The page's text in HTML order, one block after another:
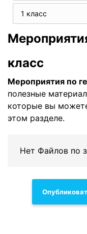
1 класс
класс
Мероприятия по
полезные
которые вы
этом разделе.
Нет Файлов по